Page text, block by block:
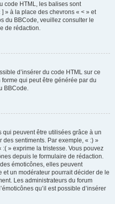
code HTML, les balises sont
» à la place des chevrons « < » et
du BBCode, veuillez consulter le
de rédaction.
d’insérer du code HTML sur ce
qui peut être générée par du
BBCode.
qui peuvent être utilisées grâce à un
des sentiments. Par exemple, « :) »
» exprime la tristesse. Vous pouvez
depuis le formulaire de rédaction.
émoticônes, elles peuvent
un modérateur pourrait décider de le
Les administrateurs du forum
qu’il est possible d’insérer